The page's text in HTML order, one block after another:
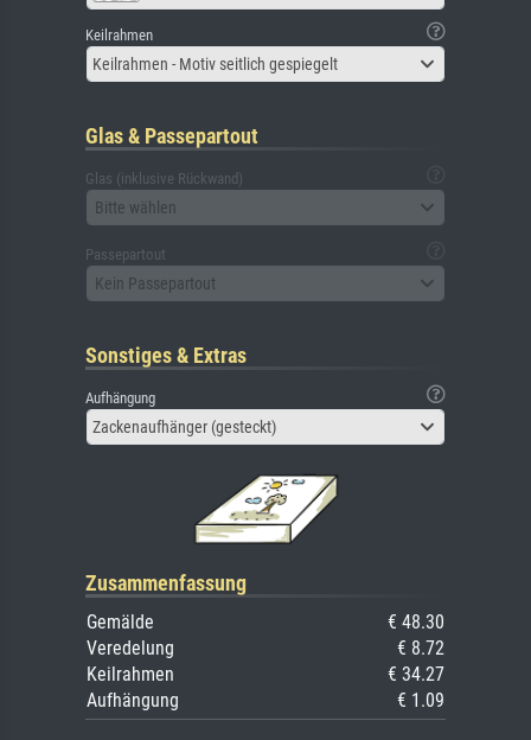
Keilrahmen
Keilrahmen - Motiv seitlich gespiegelt
Glas & Passepartout
Glas (inklusive Rückwand)
Bitte wählen
Passepartout
Kein Passepartout
Sonstiges & Extras
Aufhängung
Zackenaufhänger (gesteckt)
Zusammenfassung
Gemälde
€ 48.30
Veredelung
€ 8.72
Keilrahmen
€ 34.27
Aufhängung
€ 1.09